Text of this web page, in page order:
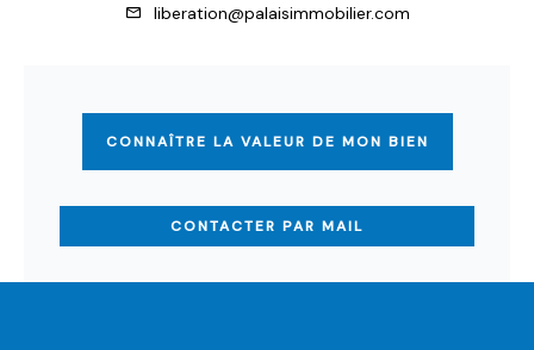
liberation@palaisimmobilier.com
CONNAÎTRE LA VALEUR DE MON BIEN
CONTACTER PAR MAIL